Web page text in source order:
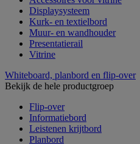
Displaysysteem
Kurk- en textielbord
Muur- en wandhouder
Presentatierail
Vitrine
Whiteboard, planbord en flip-over
Bekijk de hele productgroep
Flip-over
Informatiebord
Leistenen krijtbord
Planbord